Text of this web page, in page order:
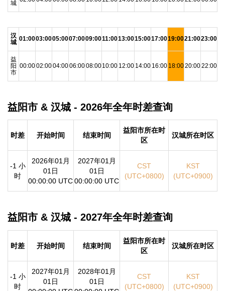
城
汉
城 01:0003:0005:0007:0009:0011:0013:0015:0017:0019:0021:0023:00
益
阳
市
00:0002:0004:0006:0008:0010:00 12:00 14:00 16:00 18:0020:0022:00
益阳市 & 汉城 - 2026年全年时差查询
时差 开始时间 结束时间
益阳市所在时
区
汉城所在时区
-1 小
时
2026年01月
01日
00:00:00 UTC
2027年01月
01日
00:00:00 UTC
CST
(UTC+0800)
KST
(UTC+0900)
益阳市 & 汉城 - 2027年全年时差查询
时差 开始时间 结束时间
益阳市所在时
区
汉城所在时区
-1 小
时
2027年01月
01日
2028年01月
01日
CST
(UTC+0800)
KST
(UTC+0900)